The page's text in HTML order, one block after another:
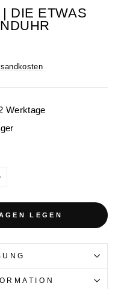
DIE ETWAS
Werktage
LEGEN